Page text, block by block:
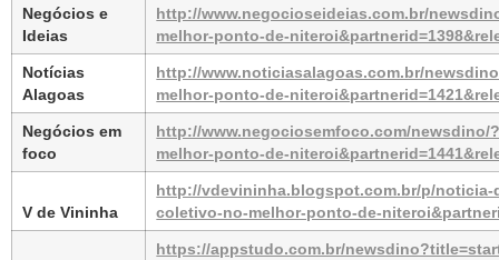
Negócios e
Ideias
http://www.negocioseideias.com.br/
melhor-ponto-de-
Notícias
Alagoas
http://www.noticiasalagoas.com.br/
melhor-ponto-de-
Negócios em
foco
http://www.negociosemfoco.com/
melhor-ponto-de-
V de Vininha
http://vdevininha.blogspot.com.br/p/
coletivo-no-melhor-ponto-de-
https://appstudo.com.br/